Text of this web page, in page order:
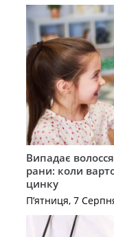
Випадає
рани: коли
цинку
П’ятниця, 7